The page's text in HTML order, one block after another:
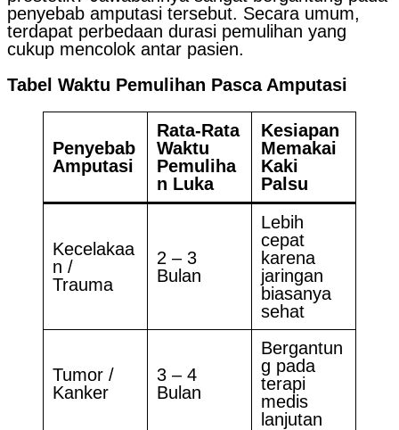
penyebab amputasi tersebut. Secara umum,
terdapat perbedaan durasi pemulihan yang
cukup mencolok antar pasien.
Tabel Waktu Pemulihan Pasca Amputasi
Penyebab
Amputasi
Rata-Rata
Waktu
Pemuliha
n Luka
Kesiapan
Memakai
Kaki
Palsu
Kecelakaa
n /
Trauma
2 – 3
Bulan
Lebih
cepat
karena
jaringan
biasanya
sehat
Tumor /
Kanker
3 – 4
Bulan
Bergantun
g pada
terapi
medis
lanjutan